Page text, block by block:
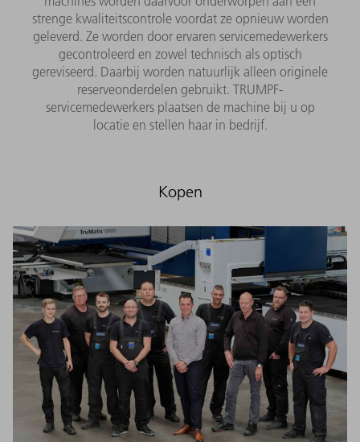
strenge kwaliteitscontrole voordat ze opnieuw worden
geleverd. Ze worden door ervaren servicemedewerkers
gecontroleerd en zowel technisch als optisch
gereviseerd. Daarbij worden natuurlijk alleen originele
reserveonderdelen gebruikt. TRUMPF-
servicemedewerkers plaatsen de machine bij u op
locatie en stellen haar in bedrijf.
Kopen